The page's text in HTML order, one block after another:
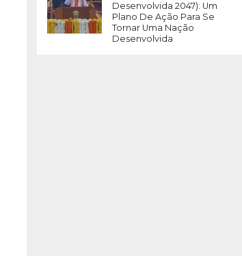
Desenvolvida 2047): Um
Plano De Ação Para Se
Tornar Uma Nação
Desenvolvida